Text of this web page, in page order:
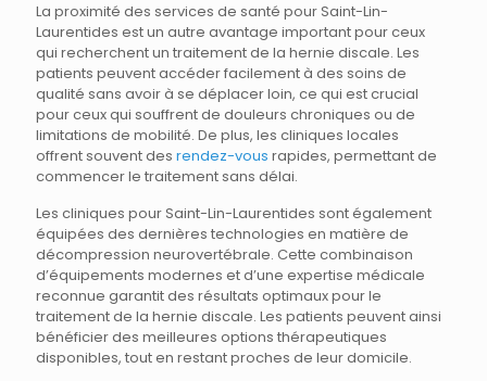
La proximité des services de santé pour Saint-Lin-
Laurentides est un autre avantage important pour ceux
qui recherchent un traitement de la hernie discale. Les
patients peuvent accéder facilement à des soins de
qualité sans avoir à se déplacer loin, ce qui est crucial
pour ceux qui souffrent de douleurs chroniques ou de
limitations de mobilité. De plus, les cliniques locales
offrent souvent des rendez-vous rapides, permettant de
commencer le traitement sans délai.
Les cliniques pour Saint-Lin-Laurentides sont également
équipées des dernières technologies en matière de
décompression neurovertébrale. Cette combinaison
d’équipements modernes et d’une expertise médicale
reconnue garantit des résultats optimaux pour le
traitement de la hernie discale. Les patients peuvent ainsi
bénéficier des meilleures options thérapeutiques
disponibles, tout en restant proches de leur domicile.